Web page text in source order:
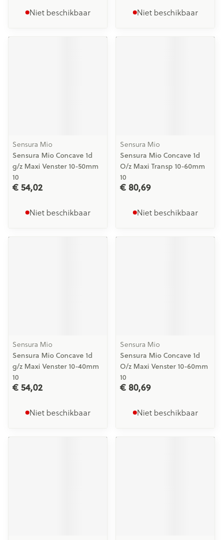
Niet beschikbaar Niet beschikbaar
Sensura Mio
Sensura Mio Concave 1d
g/z Maxi Venster 10-50mm
10
€ 54,02
Niet beschikbaar
Sensura Mio
Sensura Mio Concave 1d
O/z Maxi Transp 10-60mm
10
€ 80,69
Niet beschikbaar
Sensura Mio
Sensura Mio Concave 1d
g/z Maxi Venster 10-40mm
10
€ 54,02
Niet beschikbaar
Sensura Mio
Sensura Mio Concave 1d
O/z Maxi Venster 10-60mm
10
€ 80,69
Niet beschikbaar